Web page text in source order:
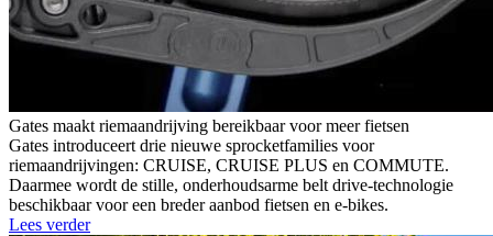
Gates maakt riemaandrijving bereikbaar voor meer fietsen
Gates introduceert drie nieuwe sprocketfamilies voor
riemaandrijvingen: CRUISE, CRUISE PLUS en COMMUTE.
Daarmee wordt de stille, onderhoudsarme belt drive-technologie
beschikbaar voor een breder aanbod fietsen en e-bikes.
Lees verder